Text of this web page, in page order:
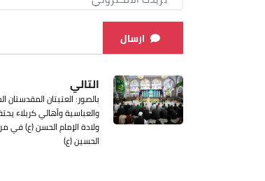
ارسال
التالي
بالصور: العتبتان المقدستان
والعباسية وأهالي كربلاء
ولادة الإمام الحسن (ع) في
الحسين (ع)